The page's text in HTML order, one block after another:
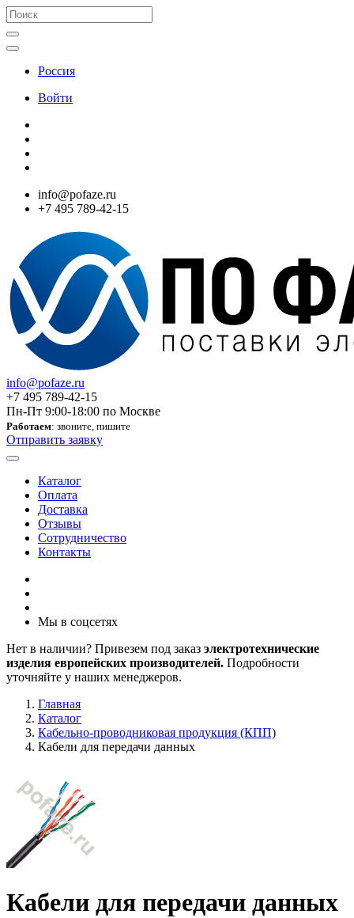
Россия
Войти
info@pofaze.ru
+7 495 789-42-15
info@pofaze.ru
+7 495 789-42-15
Пн-Пт 9:00-18:00 по Москве
Работаем: звоните, пишите
Отправить заявку
Каталог
Оплата
Доставка
Отзывы
Сотрудничество
Контакты
Мы в соцсетях
Нет в наличии? Привезем под заказ электротехнические
изделия европейских производителей. Подробности
уточняйте у наших менеджеров.
Главная
Каталог
Кабельно-проводниковая продукция (КПП)
Кабели для передачи данных
Кабели для передачи данных